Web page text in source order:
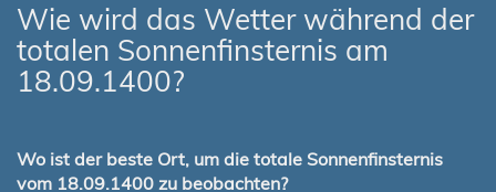
Wie wird das Wetter während der
totalen Sonnenfinsternis am
18.09.1400?
Wo ist der beste Ort, um die totale Sonnenfinsternis
vom 18.09.1400 zu beobachten?